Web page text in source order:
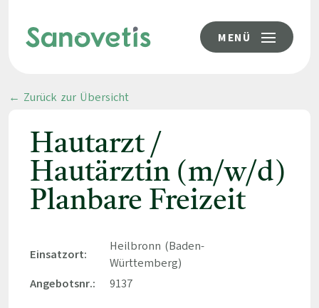
MENÜ
← Zurück zur Übersicht
Hautarzt /
Hautärztin (m/w/d)
Planbare Freizeit
Einsatzort:
Heilbronn (Baden-
Württemberg)
Angebotsnr.:
9137